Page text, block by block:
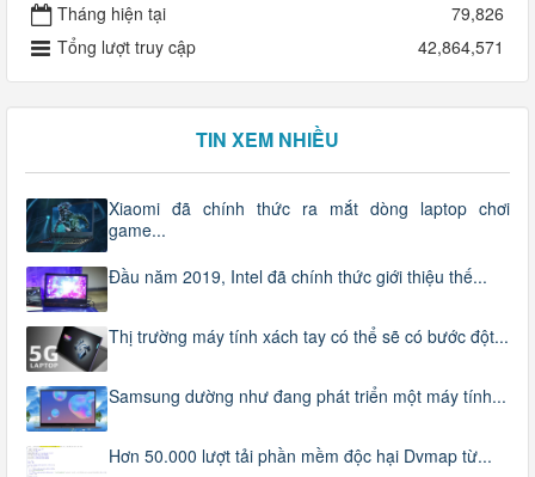
Tháng hiện tại
79,826
Tổng lượt truy cập
42,864,571
TIN XEM NHIỀU
Xiaomi đã chính thức ra mắt dòng laptop chơi
game...
Đầu năm 2019, Intel đã chính thức giới thiệu thế...
Thị trường máy tính xách tay có thể sẽ có bước đột...
Samsung dường như đang phát triển một máy tính...
Hơn 50.000 lượt tải phần mềm độc hại Dvmap từ...